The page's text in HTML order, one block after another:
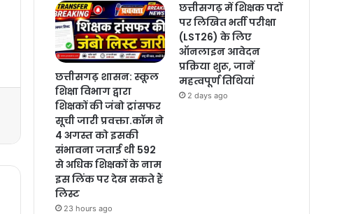
छत्तीसगढ़ शासन: स्कूल
शिक्षा विभाग द्वारा
शिक्षकों की जंबो ट्रांसफर
सूची जारी प्रवक्ता.कॉम ने
4 अगस्त को इसकी
संभावना जताई थी 592
से अधिक शिक्षकों के नाम
इस लिंक पर देख सकते हैं
लिस्ट
23 hours ago
छत्तीसगढ़ में शिक्षक पदों
पर लिखित भर्ती परीक्षा
(LST26) के लिए
ऑनलाइन आवेदन
प्रक्रिया शुरू, जानें
महत्वपूर्ण तिथियां
2 days ago